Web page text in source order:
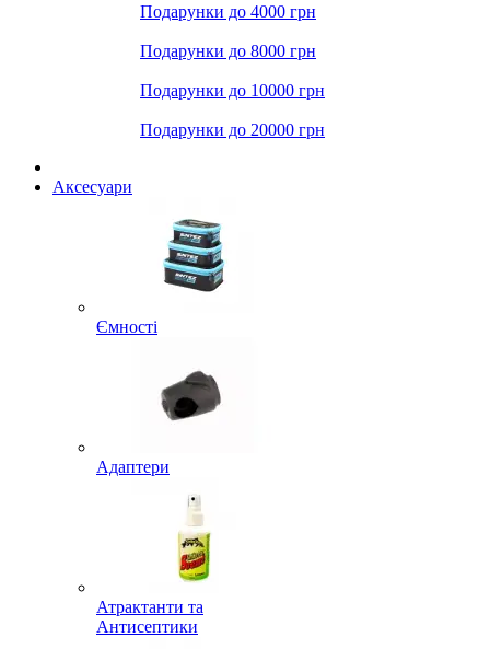
Подарунки до 4000 грн
Подарунки до 8000 грн
Подарунки до 10000 грн
Подарунки до 20000 грн
Аксесуари
Ємності
Адаптери
Атрактанти та
Антисептики